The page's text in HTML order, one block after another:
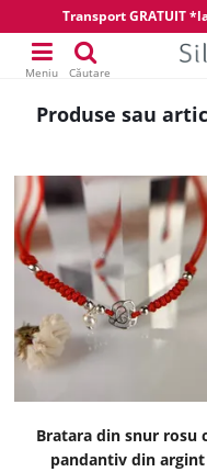
Transport GRATUIT
Meniu Căutare
Produse sau
Bratara din snur rosu
pandantiv din argint